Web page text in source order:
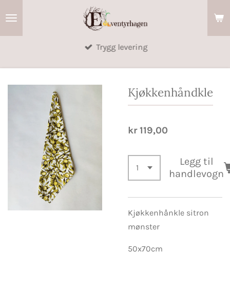
Trygg levering
Kjøkkenhåndkle
kr 119,00
Legg til
handlevogn
Kjøkkenhånkle sitron
mønster
50x70cm